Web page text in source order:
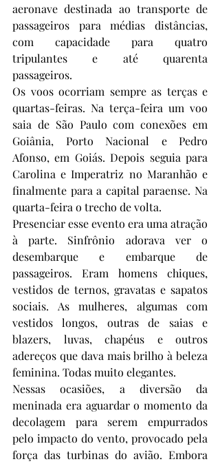
aeronave destinada ao transporte de
passageiros para médias distâncias,
com capacidade para quatro
tripulantes e até quarenta
passageiros.
Os voos ocorriam sempre as terças e
quartas-feiras. Na terça-feira um voo
saia de São Paulo com conexões em
Goiânia, Porto Nacional e Pedro
Afonso, em Goiás. Depois seguia para
Carolina e Imperatriz no Maranhão e
finalmente para a capital paraense. Na
quarta-feira o trecho de volta.
Presenciar esse evento era uma atração
à parte. Sinfrônio adorava ver o
desembarque e embarque de
passageiros. Eram homens chiques,
vestidos de ternos, gravatas e sapatos
sociais. As mulheres, algumas com
vestidos longos, outras de saias e
blazers, luvas, chapéus e outros
adereços que dava mais brilho à beleza
feminina. Todas muito elegantes.
Nessas ocasiões, a diversão da
meninada era aguardar o momento da
decolagem para serem empurrados
pelo impacto do vento, provocado pela
força das turbinas do avião. Embora